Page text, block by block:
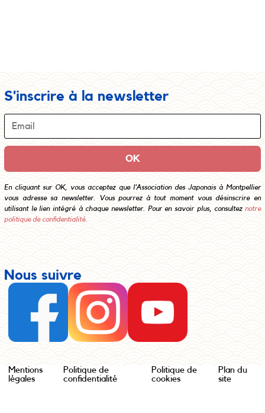
Nous suivre
S'inscrire à la newsletter
En cliquant sur OK, vous acceptez que l’Association des Japonais à Montpellier
vous adresse sa newsletter. Vous pourrez à tout moment vous désinscrire en
utilisant le lien intégré à chaque newsletter. Pour en savoir plus, consultez notre
politique de confidentialité.
Mentions
légales
Politique de
confidentialité
Politique de
cookies
Plan du
site